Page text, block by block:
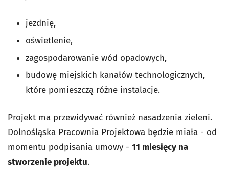
jezdnię,
oświetlenie,
zagospodarowanie wód opadowych,
budowę miejskich kanałów technologicznych,
które pomieszczą różne instalacje.
Projekt ma przewidywać również nasadzenia zieleni.
Dolnośląska Pracownia Projektowa będzie miała - od
momentu podpisania umowy - 11 miesięcy na
stworzenie projektu.